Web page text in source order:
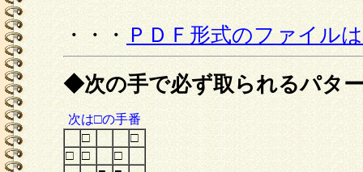
・・・ＰＤＦ形式のファイル
◆次の手で必ず取られるパタ
次は□の手番
□
□
□ □
□